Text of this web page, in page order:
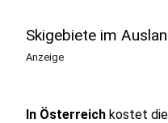
Skigebiete im
Anzeige
In Österreich kostet